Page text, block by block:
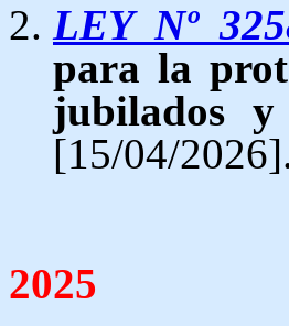
LEY Nº
para la
jubilados y
[15/04/
2025